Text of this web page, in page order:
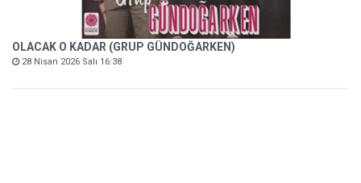
OLACAK O KADAR (GRUP GÜNDOĞARKEN)
28 Nisan 2026 Salı 16:38